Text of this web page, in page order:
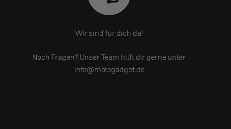
Wir sind für dich da!
Noch Fragen? Unser Team hilft dir gerne unter
info@motogadget.de